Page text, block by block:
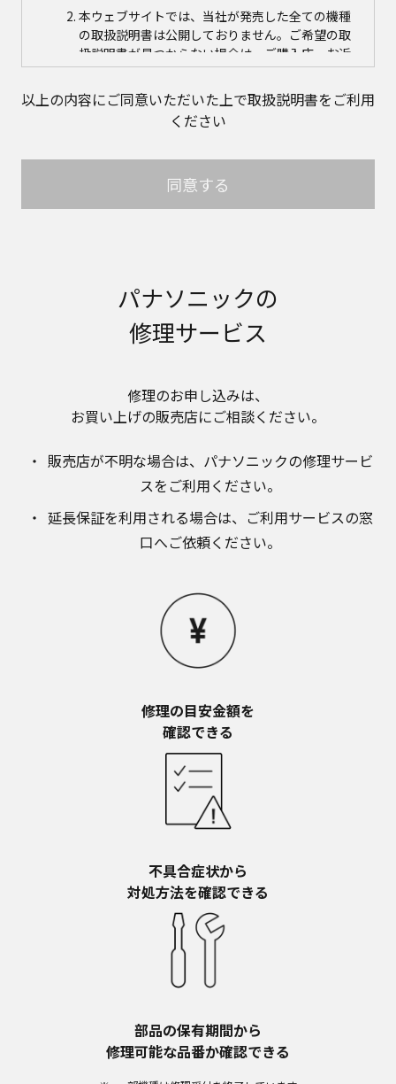
本ウェブサイトでは、当社が発売した全ての機種
の取扱説明書は公開しておりません。ご希望の取
扱説明書が見つからない場合は、ご購入店、お近
くの当社商品の取扱店、または当社サービス会社
に直接お問い合わせの上、ご購入いただきますよ
うお願いいたします。ただし、商品自体の生産中
止などの理由により、当該商品につき取扱説明書
めご了承ください。
本ウェブサイトに公開されている取扱説明書の対
象商品が生産中止などの理由でご購入できない場
のお取り扱いについて。パナソニック株式会社お
内容を、ご相談への対応や修理、その確認などの
する場合や正当な理由がある場合を除き、第三者
に提供しません。お問い合わせは、ご相談された
窓口にご連絡ください。
書は、原則として商品が発売された当初のものを
掲載しています。したがいまして、会社名やお客
があります。また、本ウェブサイトに公開されて
いる説明書の記載内容と、お客様がお持ちの商品
いる取扱説明書の内容とお手持ちの商品の仕様に
相違がある場合は、ご購入店、お近くの当社商品
の取扱店、または当社サービス会社に直接お問い
合わせください。また、商品に同梱される取扱説
明書が改訂されている場合、当社の選択により、
ウェブサイトに掲載する場合もあります。ただ
し、本ウェブサイトに公開されている取扱説明書
は、商品本体に同梱する取扱説明書の変更の度に
修正・更新するものではありません。
商品には、取扱説明書を補足する操作ガイドなど
の印刷物が同梱されていることがありますが、本
ウェブサイトではそれらの印刷物は公開しており
商品ご使用時の安全上のご注意については、取扱
説明書に記載または別途同梱の別紙にてお客様に
ご提供しておりますが、本ウェブサイトでは別紙
にて提供している情報は公開しておりません。
取扱説明書中に記載する安全上のご注意は、法的
開されている取扱説明書に記載の安全上のご注意
についてのご質問等がありましたら、ご購入店、
以上の内容にご同意いただいた上で取扱説明書をご利用
ください
同意する
パナソニックの
修理サービス
修理のお申し込みは、​
お買い上げの販売店にご相談ください。​
販売店が不明な場合は、​パナソニックの修理サービ
スをご利用ください。​
延長保証を利用される場合は、​ご利用サービスの窓
口へご依頼ください。
修理の目安金額を​
確認できる
不具合症状から​
対処方法を確認できる
部品の保有期間から​
修理可能な品番か確認できる